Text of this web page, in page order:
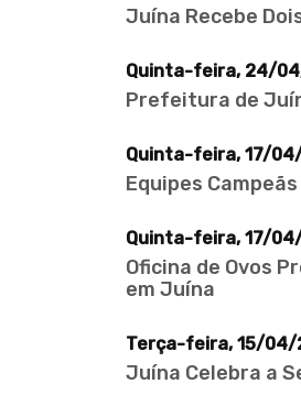
Juína Recebe
Quinta-feira, 24/
Prefeitura de
Quinta-feira, 17/
Equipes
Quinta-feira, 17/
Oficina de Ovos
em Juína
Terça-feira, 15/04/
Juína Celebra a